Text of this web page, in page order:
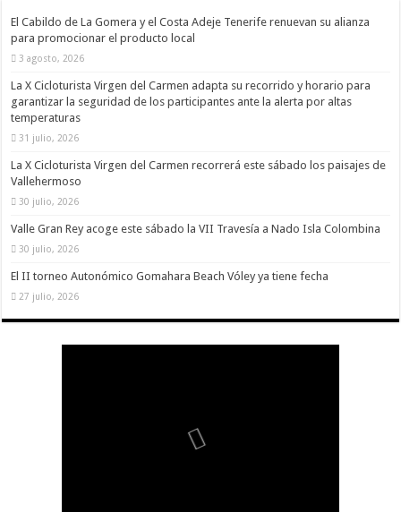
El Cabildo de La Gomera y el Costa Adeje Tenerife renuevan su alianza
para promocionar el producto local
3 agosto, 2026
La X Cicloturista Virgen del Carmen adapta su recorrido y horario para
garantizar la seguridad de los participantes ante la alerta por altas
temperaturas
31 julio, 2026
La X Cicloturista Virgen del Carmen recorrerá este sábado los paisajes de
Vallehermoso
30 julio, 2026
Valle Gran Rey acoge este sábado la VII Travesía a Nado Isla Colombina
30 julio, 2026
El II torneo Autonómico Gomahara Beach Vóley ya tiene fecha
27 julio, 2026
nuestra web
funcione lo
mejor posible
durante tu
rechaza estas
cookies,
algunas
funcionalidades
desaparecerán
Marketing
Al compartir tus
intereses y
comportamiento
nuestro sitio,
aumentas la
posibilidad de
ver contenido y
personalizados.